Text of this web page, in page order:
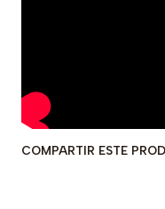
COMPARTIR ESTE